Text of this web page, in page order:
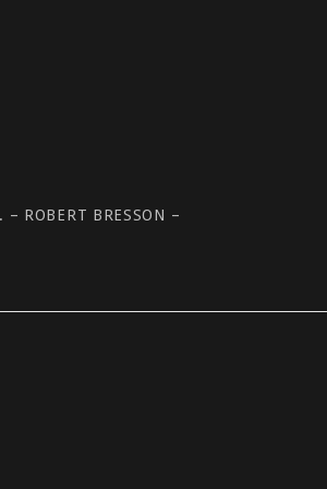
ROBERT BRESSON –